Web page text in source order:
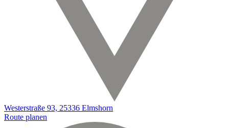
Westerstraße 93, 25336 Elmshorn
Route planen